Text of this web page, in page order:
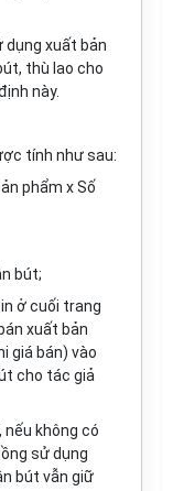
dụng xuất bản
thù lao cho
này.
tính như sau:
phẩm x Số
bút;
ở cuối trang
xuất bản
giá bán) vào
cho tác giả
không có
sử dụng
bút vẫn giữ